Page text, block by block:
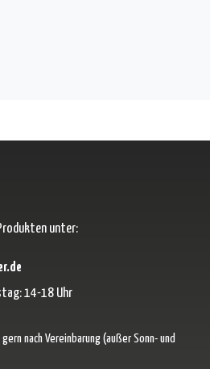
unter:
14-18 Uhr
nach Vereinbarung (außer Sonn- und